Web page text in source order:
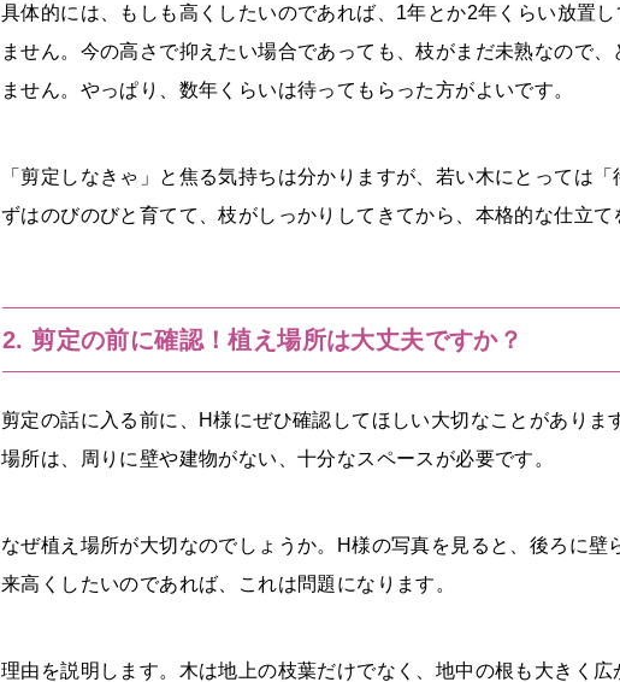
具体的には、もしも高くしたいのであれば、1年とか2年くらい放置
ません。今の高さで抑えたい場合であっても、枝がまだ未熟なので
ません。やっぱり、数年くらいは待ってもらった方がよいです。
「剪定しなきゃ」と焦る気持ちは分かりますが、若い木にとっては
ずはのびのびと育てて、枝がしっかりしてきてから、本格的な仕立て
2. 剪定の前に確認！植え場所は大丈夫ですか？
剪定の話に入る前に、H様にぜひ確認してほしい大切なことがありま
場所は、周りに壁や建物がない、十分なスペースが必要です。
なぜ植え場所が大切なのでしょうか。H様の写真を見ると、後ろに壁
来高くしたいのであれば、これは問題になります。
理由を説明します。木は地上の枝葉だけでなく、地中の根も大きく